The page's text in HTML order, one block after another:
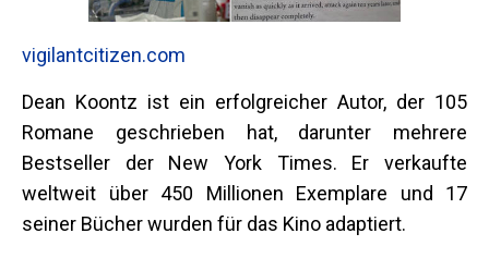
vigilantcitizen.com
Dean Koontz ist ein erfolgreicher Autor, der 105
Romane geschrieben hat, darunter mehrere
Bestseller der New York Times. Er verkaufte
weltweit über 450 Millionen Exemplare und 17
seiner Bücher wurden für das Kino adaptiert.